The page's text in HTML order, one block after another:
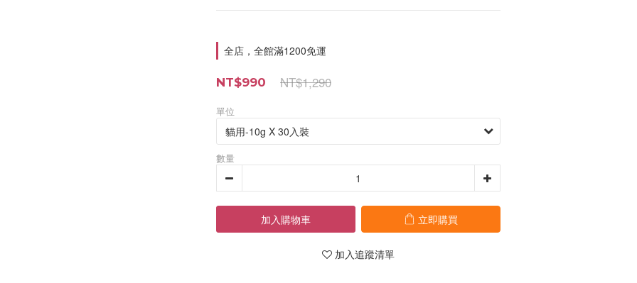
全店，全館滿1200免運
NT$1,290
NT$990
單位
數量
加入購物車 立即購買
加入追蹤清單